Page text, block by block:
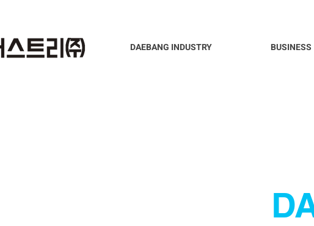
DAEBANG INDUSTRY BUSINESS